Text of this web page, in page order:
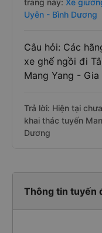
trang này: Xe
Uyên - Bình Dương
Câu hỏi: Các
xe ghế ngồi đi
Mang Yang - Gia
Trả lời: Hiện tại
khai thác tuyến
Dương
Thông tin tuyến